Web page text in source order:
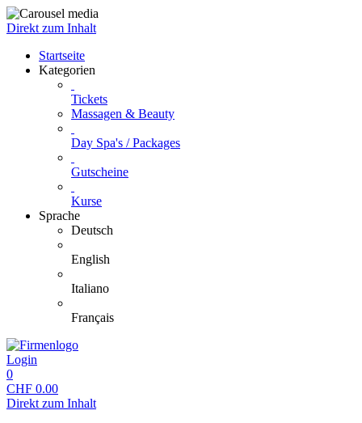
Direkt zum Inhalt
Startseite
Kategorien
Tickets
Massagen & Beauty
Day Spa's / Packages
Gutscheine
Kurse
Sprache
Deutsch
English
Italiano
Français
Login
0
CHF 0.00
Direkt zum Inhalt